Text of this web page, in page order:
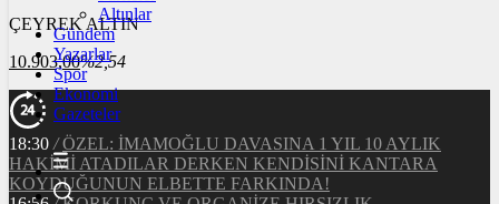
ÇEYREK ALTIN
10.903,00%2,54
Altınlar
Gündem
Yazarlar
Spor
Ekonomi
Gazeteler
18:30 / ÖZEL: İMAMOĞLU DAVASINA 1 YIL 10 AYLIK
HAKİMİ ATADILAR DERKEN KENDİSİNİ KANTARA
KOYDUĞUNUN ELBETTE FARKINDA!